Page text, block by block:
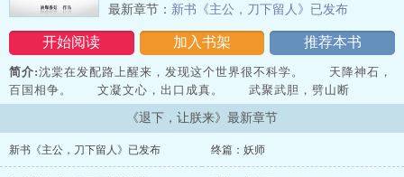
开始阅读 加入书架 推荐本书
最新章节： 新书《主公，刀下留人》已发布
简介:沈棠在发配路上醒来，发现这个世界很不科学。 天降神石，
百国相争。 文凝文心，出口成真。 武聚武胆，劈山断
海。 她以为的小白脸，一句“横枪跃马”，下一秒甲胄附身，长枪
在手，一人成军，千军万马能杀个七进…
《退下，让朕来》最新章节
新书《主公，刀下留人》已发布 终篇：妖师